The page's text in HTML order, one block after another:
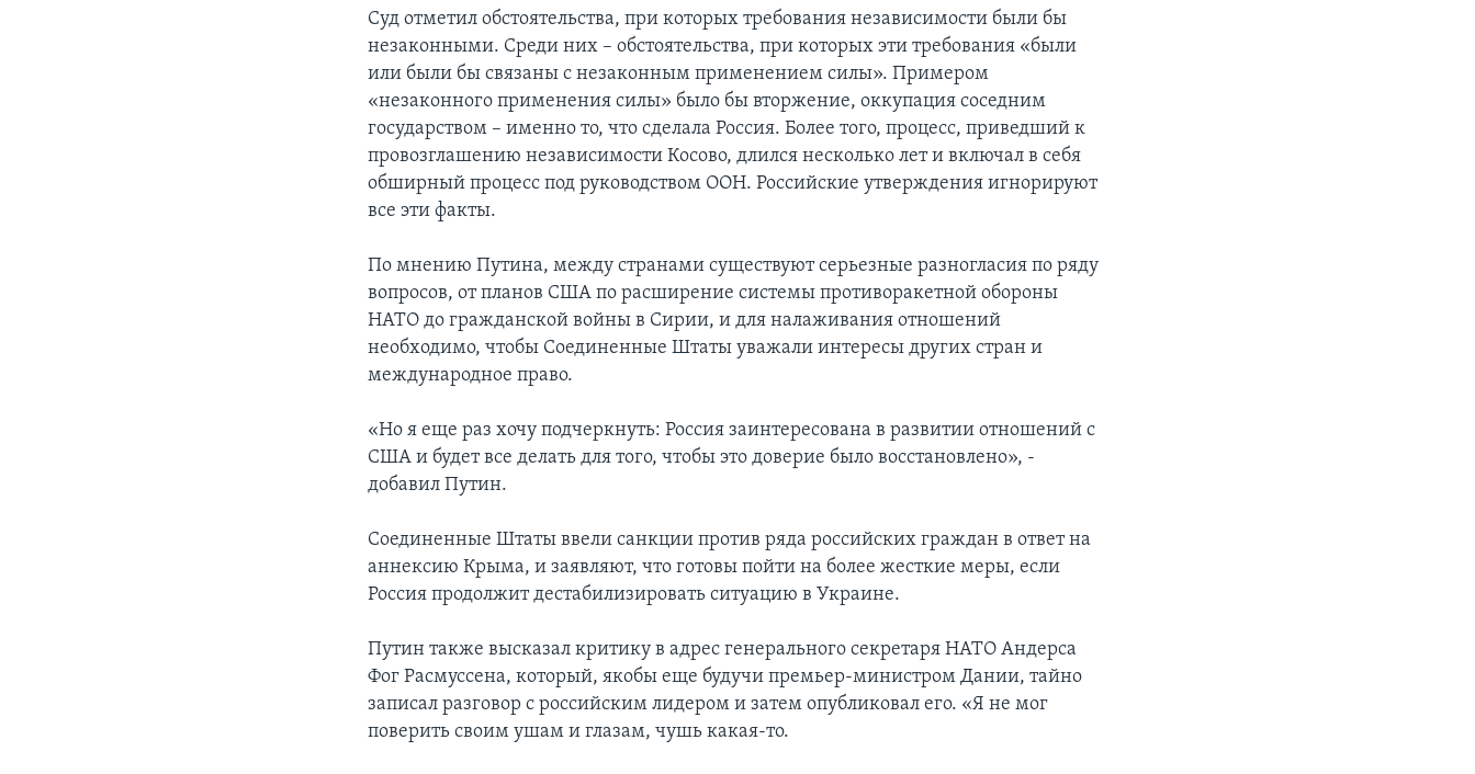
Суд отметил обстоятельства, при которых требования независимости были бы
незаконными. Среди них – обстоятельства, при которых эти требования «были
или были бы связаны с незаконным применением силы». Примером
«незаконного применения силы» было бы вторжение, оккупация соседним
государством – именно то, что сделала Россия. Более того, процесс, приведший к
провозглашению независимости Косово, длился несколько лет и включал в себя
обширный процесс под руководством ООН. Российские утверждения игнорируют
все эти факты.
По мнению Путина, между странами существуют серьезные разногласия по ряду
вопросов, от планов США по расширение системы противоракетной обороны
НАТО до гражданской войны в Сирии, и для налаживания отношений
необходимо, чтобы Соединенные Штаты уважали интересы других стран и
международное право.
«Но я еще раз хочу подчеркнуть: Россия заинтересована в развитии отношений с
США и будет все делать для того, чтобы это доверие было восстановлено», -
добавил Путин.
Соединенные Штаты ввели санкции против ряда российских граждан в ответ на
аннексию Крыма, и заявляют, что готовы пойти на более жесткие меры, если
Россия продолжит дестабилизировать ситуацию в Украине.
Путин также высказал критику в адрес генерального секретаря НАТО Андерса
Фог Расмуссена, который, якобы еще будучи премьер-министром Дании, тайно
записал разговор с российским лидером и затем опубликовал его. «Я не мог
поверить своим ушам и глазам, чушь какая-то.